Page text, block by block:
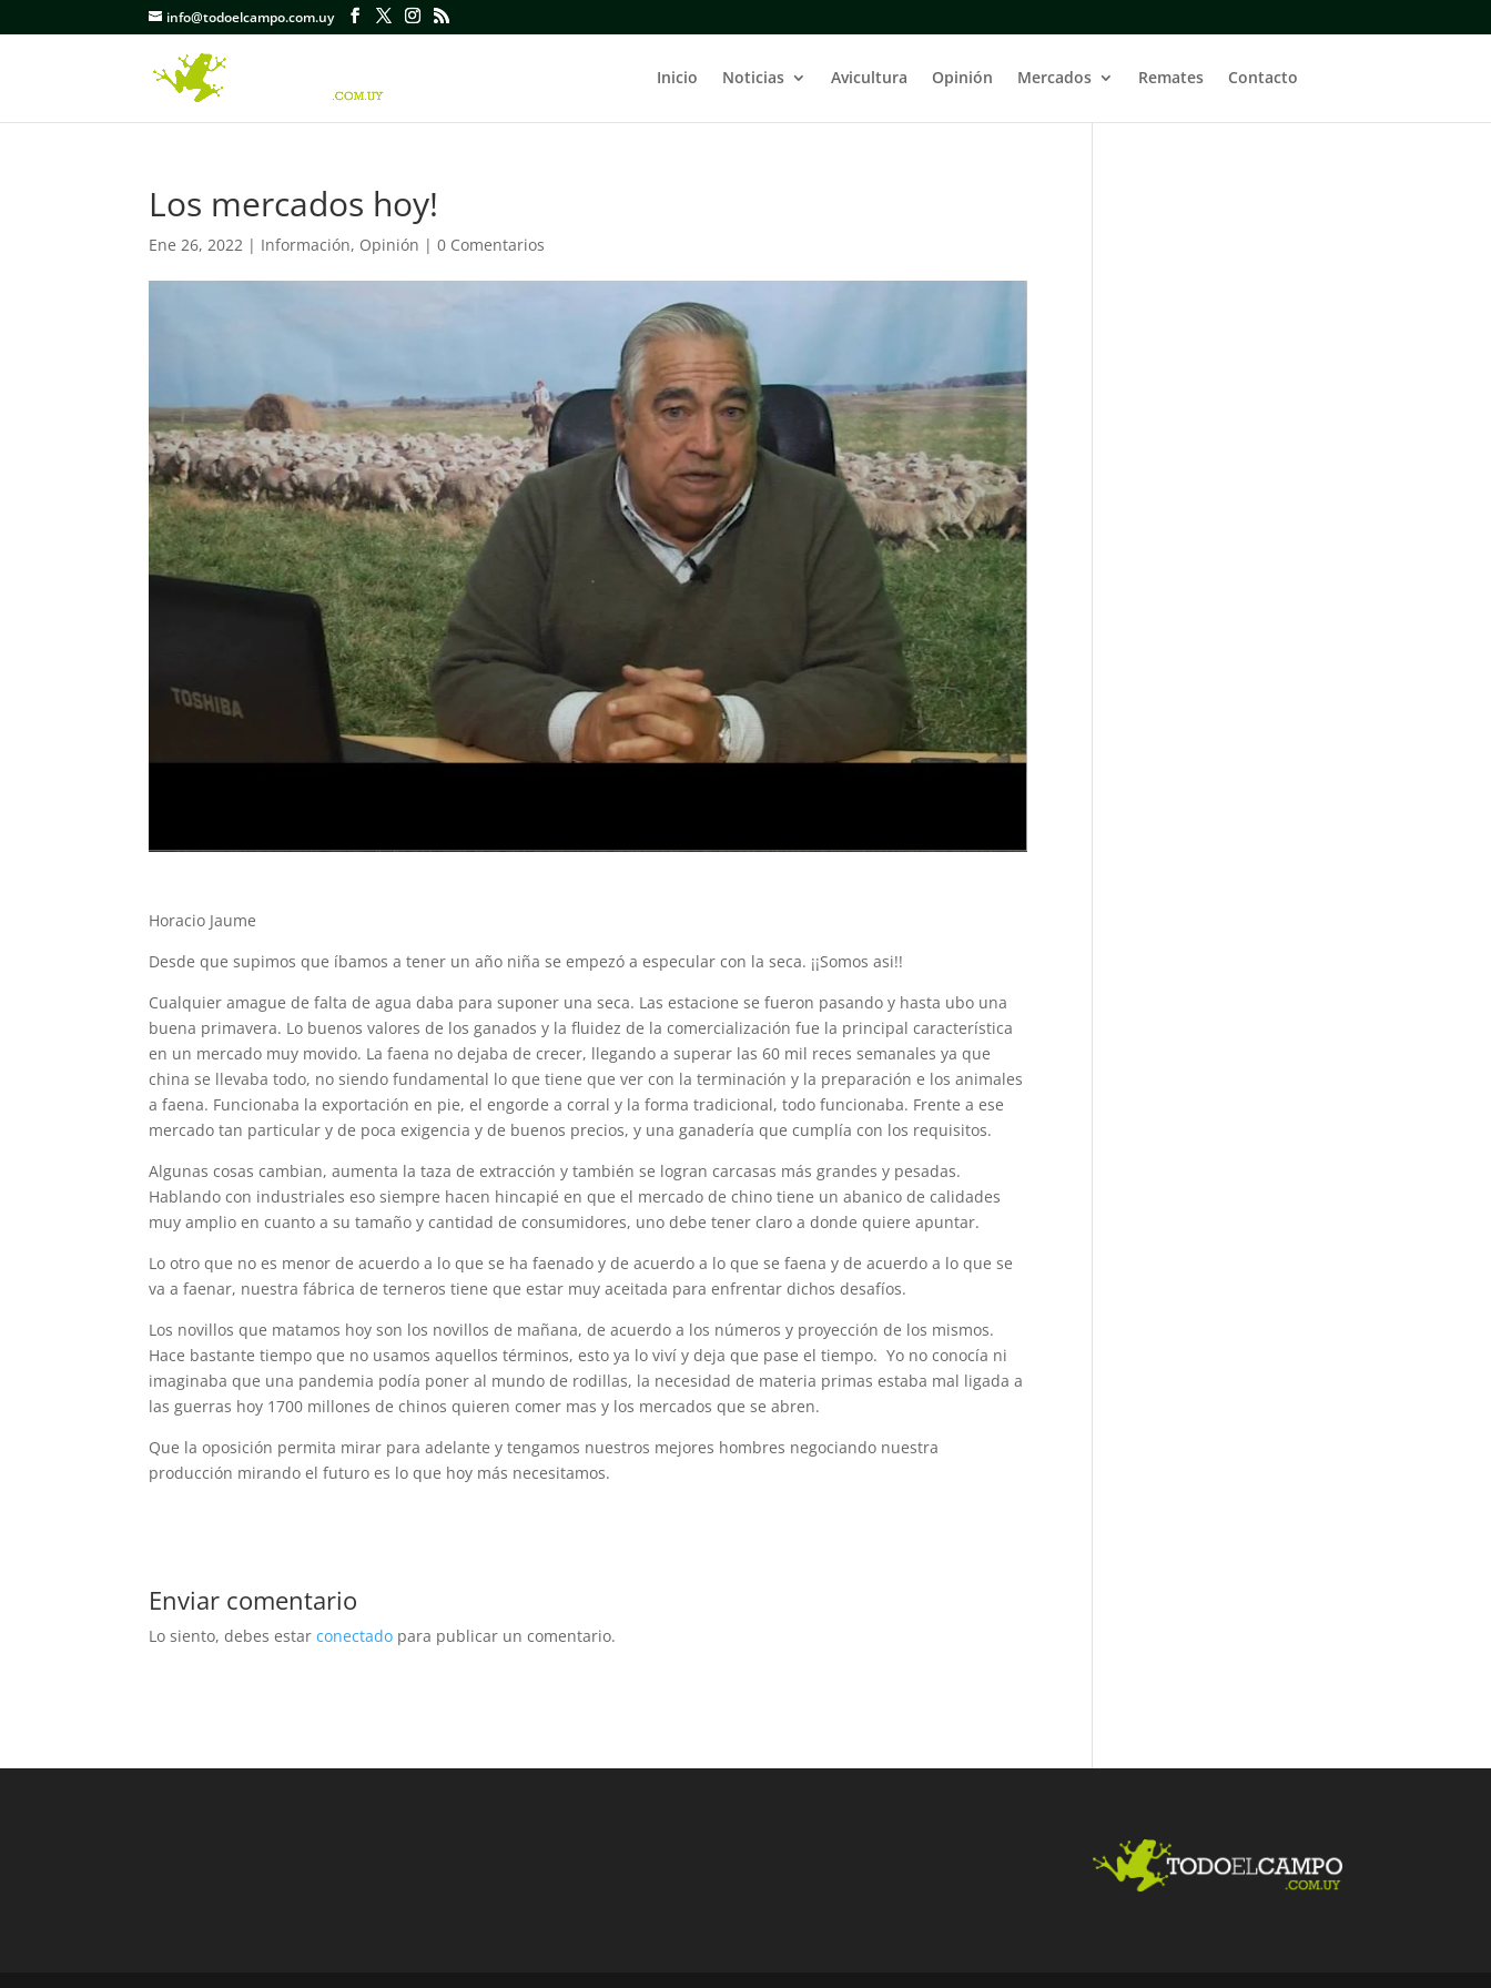
info@todoelcampo.com.uy
Inicio Noticias Avicultura Opinión Mercados Remates Contacto
Los mercados hoy!
Ene 26, 2022 | Información, Opinión |0 Comentarios
Horacio Jaume
Desde que supimos que íbamos a tener un año niña se empezó a especular con la seca. ¡¡Somos asi!!
Cualquier amague de falta de agua daba para suponer una seca. Las estacione se fueron pasando y hasta ubo una
buena primavera. Lo buenos valores de los ganados y la fluidez de la comercialización fue la principal característica
en un mercado muy movido. La faena no dejaba de crecer, llegando a superar las 60 mil reces semanales ya que
china se llevaba todo, no siendo fundamental lo que tiene que ver con la terminación y la preparación e los animales
a faena. Funcionaba la exportación en pie, el engorde a corral y la forma tradicional, todo funcionaba. Frente a ese
mercado tan particular y de poca exigencia y de buenos precios, y una ganadería que cumplía con los requisitos.
Algunas cosas cambian, aumenta la taza de extracción y también se logran carcasas más grandes y pesadas.
Hablando con industriales eso siempre hacen hincapié en que el mercado de chino tiene un abanico de calidades
muy amplio en cuanto a su tamaño y cantidad de consumidores, uno debe tener claro a donde quiere apuntar.
Lo otro que no es menor de acuerdo a lo que se ha faenado y de acuerdo a lo que se faena y de acuerdo a lo que se
va a faenar, nuestra fábrica de terneros tiene que estar muy aceitada para enfrentar dichos desafíos.
Los novillos que matamos hoy son los novillos de mañana, de acuerdo a los números y proyección de los mismos.
Hace bastante tiempo que no usamos aquellos términos, esto ya lo viví y deja que pase el tiempo. Yo no conocía ni
imaginaba que una pandemia podía poner al mundo de rodillas, la necesidad de materia primas estaba mal ligada a
las guerras hoy 1700 millones de chinos quieren comer mas y los mercados que se abren.
Que la oposición permita mirar para adelante y tengamos nuestros mejores hombres negociando nuestra
producción mirando el futuro es lo que hoy más necesitamos.
Enviar comentario
Lo siento, debes estarconectado para publicar un comentario.
Fac
ebo
Twit
ter